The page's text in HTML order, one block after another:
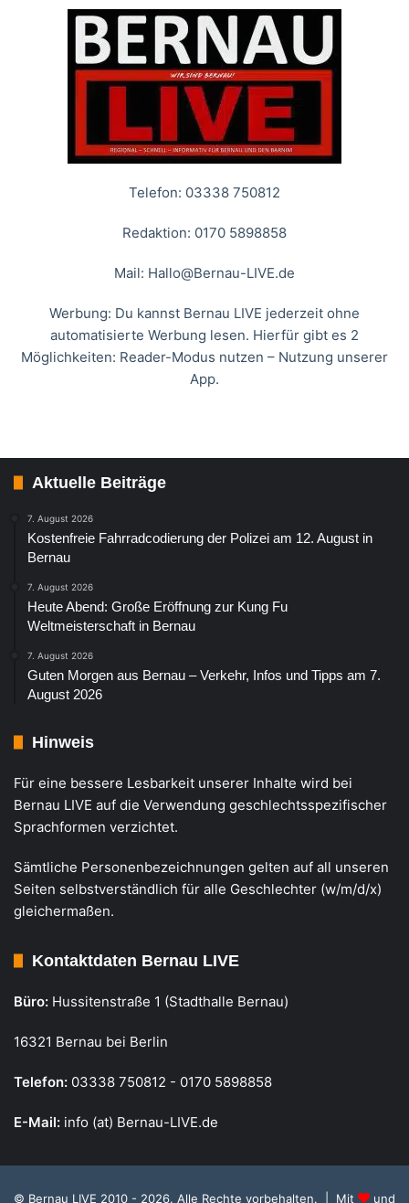
Telefon: 03338 750812
Redaktion: 0170 5898858
Mail: Hallo@Bernau-LIVE.de
Werbung: Du kannst Bernau LIVE jederzeit ohne
automatisierte Werbung lesen. Hierfür gibt es 2
Möglichkeiten: Reader-Modus nutzen – Nutzung unserer
App.
Aktuelle Beiträge
7. August 2026
Kostenfreie Fahrradcodierung der Polizei am 12. August in
Bernau
7. August 2026
Heute Abend: Große Eröffnung zur Kung Fu
Weltmeisterschaft in Bernau
7. August 2026
Guten Morgen aus Bernau – Verkehr, Infos und Tipps am 7.
August 2026
Hinweis
Für eine bessere Lesbarkeit unserer Inhalte wird bei
Bernau LIVE auf die Verwendung geschlechtsspezifischer
Sprachformen verzichtet.
Sämtliche Personenbezeichnungen gelten auf all unseren
Seiten selbstverständlich für alle Geschlechter (w/m/d/x)
gleichermaßen.
Kontaktdaten Bernau LIVE
Büro: Hussitenstraße 1 (Stadthalle Bernau)
16321 Bernau bei Berlin
Telefon: 03338 750812 - 0170 5898858
E-Mail: info (at) Bernau-LIVE.de
© Bernau LIVE 2010 - 2026. Alle Rechte vorbehalten. | Mit und